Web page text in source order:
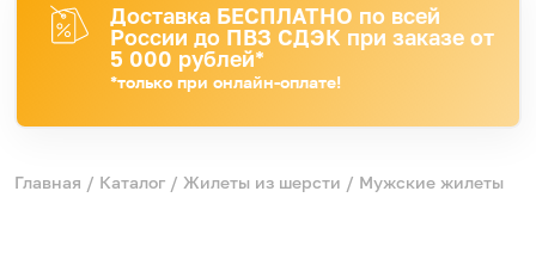
Доставка БЕСПЛАТНО по всей
России до ПВЗ СДЭК при заказе от
5 000 рублей*
*только при онлайн-оплате!
Главная / Каталог / Жилеты из шерсти / Мужские жилеты